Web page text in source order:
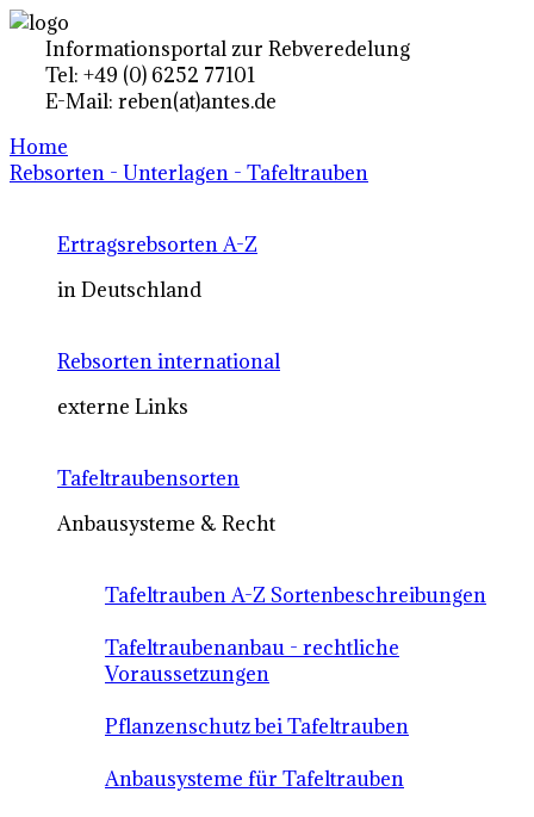
Informationsportal zur Rebveredelung
Tel: +49 (0) 6252 77101
E-Mail: reben(at)antes.de
Home
Rebsorten - Unterlagen - Tafeltrauben
Ertragsrebsorten A-Z
in Deutschland
Rebsorten international
externe Links
Tafeltraubensorten
Anbausysteme & Recht
Tafeltrauben A-Z Sortenbeschreibungen
Tafeltraubenanbau - rechtliche
Voraussetzungen
Pflanzenschutz bei Tafeltrauben
Anbausysteme für Tafeltrauben